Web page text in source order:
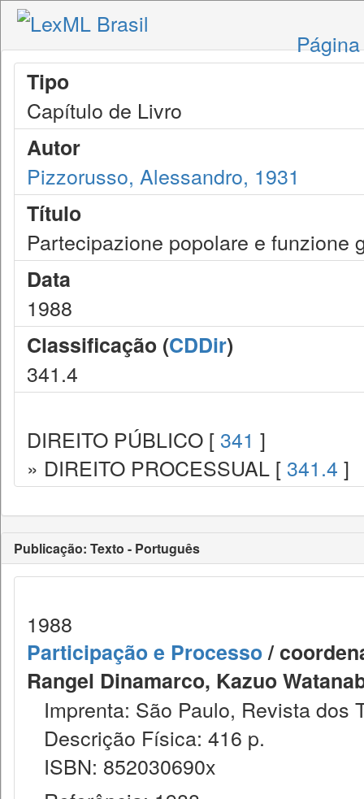
Tipo
Capítulo de Livro
Autor
Pizzorusso, Alessandro, 1931
Título
Partecipazione popolare e funzione
Data
1988
Classificação (CDDir)
341.4
DIREITO PÚBLICO [ 341 ]
» DIREITO PROCESSUAL [ 341.4 ]
Publicação: Texto - Português
1988
Participação e Processo/
Rangel Dinamarco, Kazuo
Imprenta: São Paulo, Revista dos
Descrição Física: 416 p.
ISBN: 852030690x